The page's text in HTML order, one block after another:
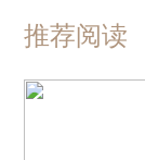
推荐阅读